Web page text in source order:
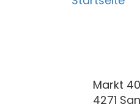
Markt 40
4271